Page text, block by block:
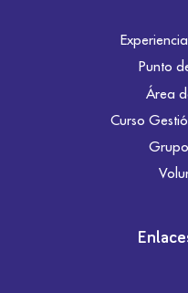
Punto
Área
Curso